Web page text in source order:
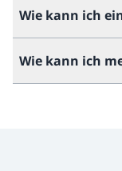
Wie kann ich
Wie kann ich